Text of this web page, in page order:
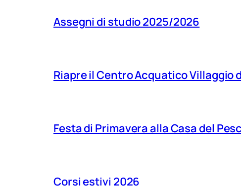
Assegni di studio 2025/2026
Riapre il Centro Acquatico Villaggio
Festa di Primavera alla Casa del
Corsi estivi 2026